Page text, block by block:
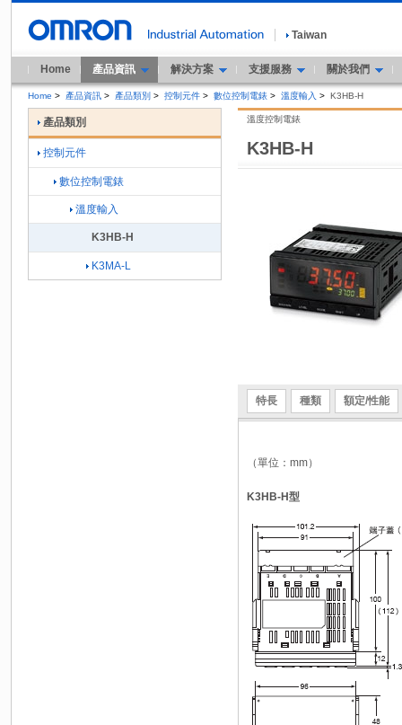
Taiwan
Home 產品資訊 解決方案 支援服務 關於我們
Home > 產品資訊 > 產品類別 > 控制元件 > 數位控制電錶 > 溫度輸入 > K3HB-H
K3HB-H
溫度控制電錶
特長 種類 額定/性能
（單位：mm）
K3HB-H型
產品類別
控制元件
數位控制電錶
溫度輸入
K3HB-H
K3MA-L